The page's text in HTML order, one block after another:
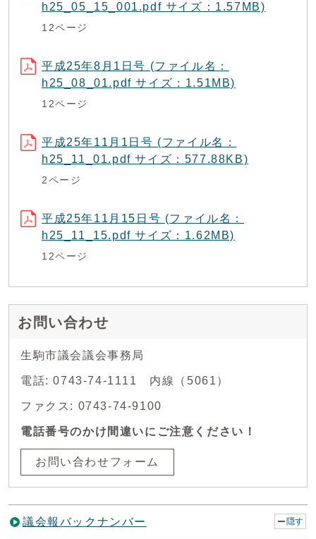
h25_05_15_001.pdf サイズ：1.57MB)
12ページ
平成25年8月1日号 (ファイル名：
h25_08_01.pdf サイズ：1.51MB)
12ページ
平成25年11月1日号 (ファイル名：
h25_11_01.pdf サイズ：577.88KB)
2ページ
平成25年11月15日号 (ファイル名：
h25_11_15.pdf サイズ：1.62MB)
12ページ
お問い合わせ
生駒市議会議会事務局
電話: 0743-74-1111 内線（5061）
ファクス: 0743-74-9100
電話番号のかけ間違いにご注意ください！
お問い合わせフォーム
議会報バックナンバー 隠す